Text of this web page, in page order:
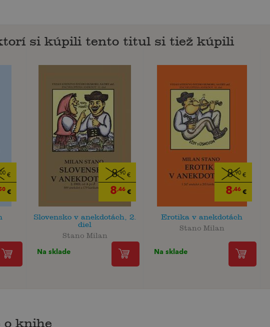
si kúpili tento titul si tiež kúpili
€
€
8,90€
8,46€
Slovensko v anekdotách, 2.
diel
Stano Milan
Na sklade
8,90 €
8,46 €
Erotika v anekdotách
Stano Milan
Na sklade
o knihe